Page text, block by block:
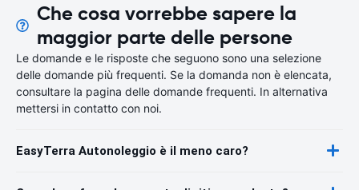
Che cosa vorrebbe sapere la
maggior parte delle persone
Le domande e le risposte che seguono sono una selezione
delle domande più frequenti. Se la domanda non è elencata,
consultare la pagina delle domande frequenti. In alternativa
mettersi in contatto con noi.
EasyTerra Autonoleggio è il meno caro?